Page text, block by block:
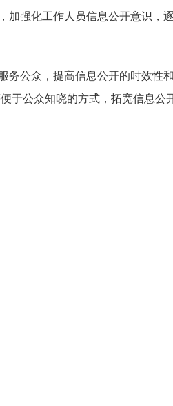
加强化工作人员信息公开意识，
务公众，提高信息公开的时效性
公众知晓的方式，拓宽信息公